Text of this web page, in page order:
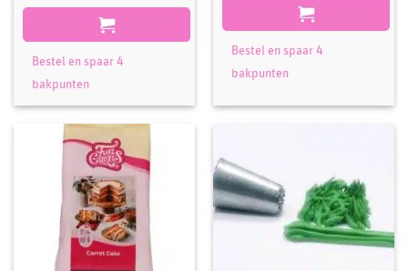
Bestel en spaar 4
bakpunten
Bestel en spaar 4
bakpunten